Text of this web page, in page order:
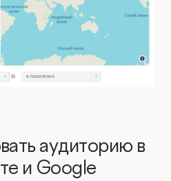
аудиторию в
и Google